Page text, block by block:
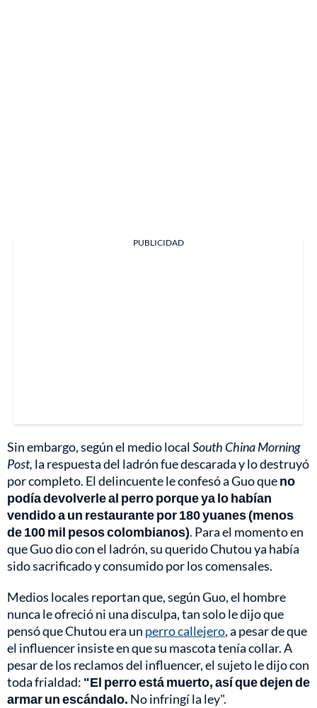
PUBLICIDAD
Sin embargo, según el medio localSouth China Morning
Post, la respuesta del ladrón fue descarada y lo destruyó
por completo. El delincuente le confesó a Guo queno
podía devolverle al perro porque ya lo habían
vendido a un restaurante por 180 yuanes (menos
de 100 mil pesos colombianos). Para el momento en
que Guo dio con el ladrón, su querido Chutou ya había
sido sacrificado y consumido por los comensales.
Medios locales reportan que, según Guo, el hombre
nunca le ofreció ni una disculpa, tan solo le dijo que
pensó que Chutou era un perro callejero, a pesar de que
el influencer insiste en que su mascota tenía collar. A
pesar de los reclamos del influencer, el sujeto le dijo con
toda frialdad: "El perro está muerto, así que dejen de
armar un escándalo. No infringí la ley".